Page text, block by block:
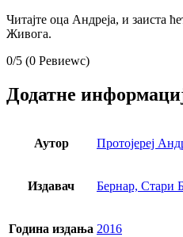
Читајте оца Андреја, и заиста
Живога.
0/5 (0 Ревиеwс)
Додатне
Аутор Протојереј
Издавач Бернар, Стари
Година издања 2016